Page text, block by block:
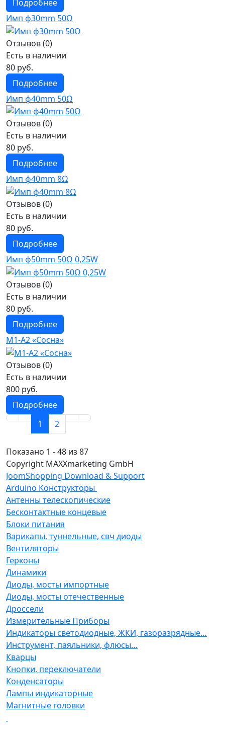
Подробнее
Имп ф30mm 50Ω
Отзывов (0)
Есть в наличии
80 руб.
Подробнее
Имп ф40mm 50Ω
Отзывов (0)
Есть в наличии
80 руб.
Подробнее
Имп ф40mm 8Ω
Отзывов (0)
Есть в наличии
80 руб.
Подробнее
Имп ф50mm 50Ω 0,25W
Отзывов (0)
Есть в наличии
80 руб.
Подробнее
М1-А2 «Сосна»
Отзывов (0)
Есть в наличии
800 руб.
Подробнее
1
2
Показано 1 - 48 из 87
Copyright MAXXmarketing GmbH
JoomShopping Download & Support
Arduino Конструкторы
Антенны телескопические
Бесконтактные концевые
Блоки питания
Варикапы, туннельные, свч диоды
Вентиляторы
Герконы
Динамики
Диоды, мосты импортные
Диоды, мосты отечественные
Дроссели
Измерительные Приборы
Индикаторы светодиодные, ЖКИ, газоразрядные…
Инструмент, паяльники, флюсы…
Кварцы
Кнопки, переключатели
Конденсаторы
Лампы индикаторные
Магнитные головки